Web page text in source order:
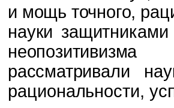
и мощь точного,
науки защитниками
рассматривали
рациональности,